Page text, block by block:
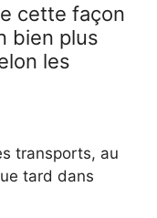
cette façon
bien plus
les
transports, au
tard dans